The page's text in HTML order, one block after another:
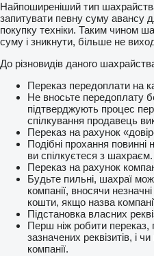
Найпоширеніший тип
запитувати певну суму авансу
покупку техніки. Таким чином
суму і зникнути, більше не
До різновидів даного
Переказ передоплати на
Не вносьте передоплату
підтверджують процес
спілкування продавець
Переказ на рахунок
Подібні прохання
ви спілкуєтеся з шахраєм.
Переказ на рахунок
Будьте пильні, шахраї
компанії, вносячи
кошти, якщо назва
Підстановка власних
Перш ніж робити переказ,
зазначених реквізитів, і
компанії.